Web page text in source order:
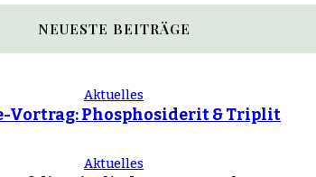
NEUESTE BEITRÄGE
Aktuelles
Vortrag: Phosphosiderit & Triplit
Aktuelles